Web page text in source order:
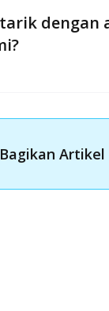
dengan
Bagikan Artikel